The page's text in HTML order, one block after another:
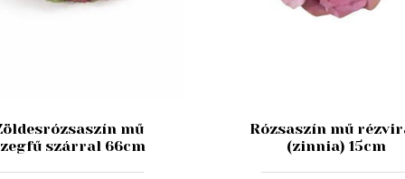
mű
szárral 66cm
Rózsaszín mű
(zinnia) 15cm